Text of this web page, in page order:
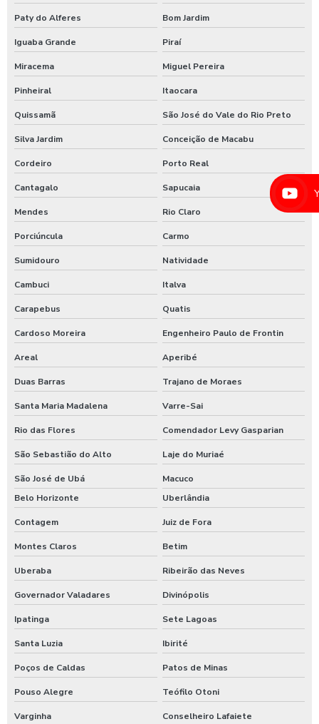
Lava ônibus
Lava rápido self service em posto de gasolina
Lavador de ônibus preco
Lavadora de alta pressão com controle remoto
Lavadora de alta pressão para lavar caminhões
Lavadora de alta pressão para lavar ônibus
Lavadora automática de carros
Lavadora de ônibus
Lavadora profissional de caminhão 3 produtos
Lavadora self service de carros
Lavagem automática de carros
Lavagem automática de veículos
Lavagem de caminhão
Lavagem de caminhão equipamentos
Lavagem de caminhão de lixo
Lavagem de caminhão preço
Lavagem de carros self service
Lavagem expressa
Lavagem expressa de carros
Lavagem de máquinas agrícolas
Lavagem de máquinas pesadas
Lavagem de ônibus
Lavagem self service de automóveis
Lavagem self service carros
Lavagem de trator
Paty do Alferes Bom Jardim
Iguaba Grande Piraí
Miracema Miguel Pereira
Pinheiral Itaocara
Quissamã São José do Vale do Rio Preto
Silva Jardim Conceição de Macabu
Cordeiro Porto Real
Cantagalo Sapucaia
Mendes Rio Claro
Porciúncula Carmo
Sumidouro Natividade
Cambuci Italva
Carapebus Quatis
Cardoso Moreira Engenheiro Paulo de Frontin
Areal Aperibé
Duas Barras Trajano de Moraes
Santa Maria Madalena Varre-Sai
Rio das Flores Comendador Levy Gasparian
São Sebastião do Alto Laje do Muriaé
São José de Ubá
Macuco
Belo Horizonte
Uberlândia
Contagem Juiz de Fora
Montes Claros Betim
Uberaba Ribeirão das Neves
Governador Valadares Divinópolis
Ipatinga Sete Lagoas
Santa Luzia Ibirité
Poços de Caldas Patos de Minas
Pouso Alegre Teófilo Otoni
Varginha Conselheiro Lafaiete